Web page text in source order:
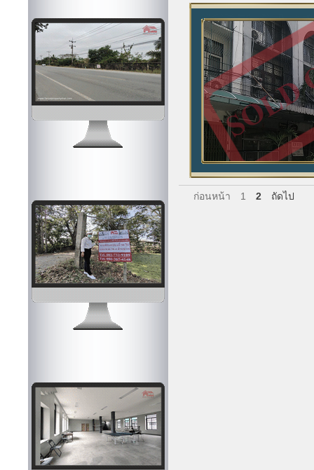
ก่อนหน้า 1 2 ถัดไป